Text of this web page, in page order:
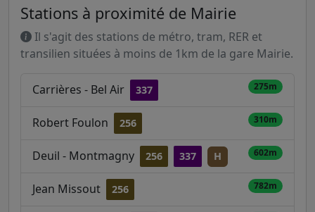
Stations à proximité de Mairie
Il s'agit des stations de métro, tram, RER et
transilien situées à moins de 1km de la gare Mairie.
Carrières - Bel Air 337 275m
Robert Foulon 256 310m
Deuil - Montmagny 256 337 H 602m
Jean Missout 256 782m